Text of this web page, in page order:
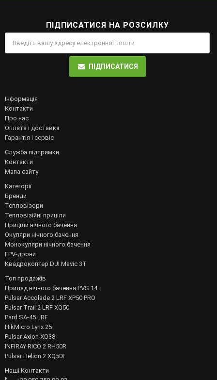
ПІДПИСАТИСЯ НА РОЗСИЛКУ
ПІДПИСАТИСЯ
Інформація
Контакти
Про нас
Оплата і доставка
Гарантія і сервіс
Служба підтримки
Контакти
Мапа сайту
Категорії
Бренди
Тепловізори
Тепловізійні приціли
Приціли нічного бачення
Окуляри нічного бачення
Монокуляри нічного бачення
FPV-дрони
Квадрокоптер DJI Mavic 3T
Топ продажів
Прилад нічного бачення PVS 14
Pulsar Accolade 2 LRF XP50 PRO
Pulsar Trail 2 LRF XQ50
Pard SA-45 LRF
HikMicro Lynx 25
Pulsar Axion XQ38
INFIRAY RICO 2 RH50R
Pulsar Helion 2 XQ50F
Наші Контакти